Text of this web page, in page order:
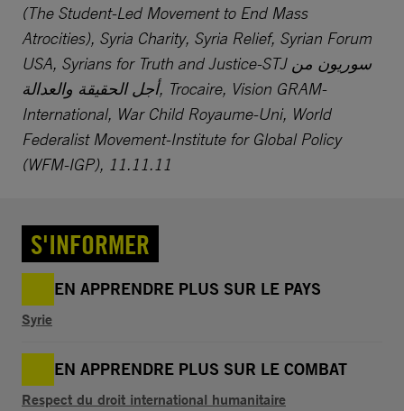
(The Student-Led Movement to End Mass
Atrocities), Syria Charity, Syria Relief, Syrian Forum
USA, Syrians for Truth and Justice-STJ سوريون من
أجل الحقيقة والعدالة, Trocaire, Vision GRAM-
International, War Child Royaume-Uni, World
Federalist Movement-Institute for Global Policy
(WFM-IGP), 11.11.11
S'INFORMER
EN APPRENDRE PLUS SUR LE PAYS
Syrie
EN APPRENDRE PLUS SUR LE COMBAT
Respect du droit international humanitaire